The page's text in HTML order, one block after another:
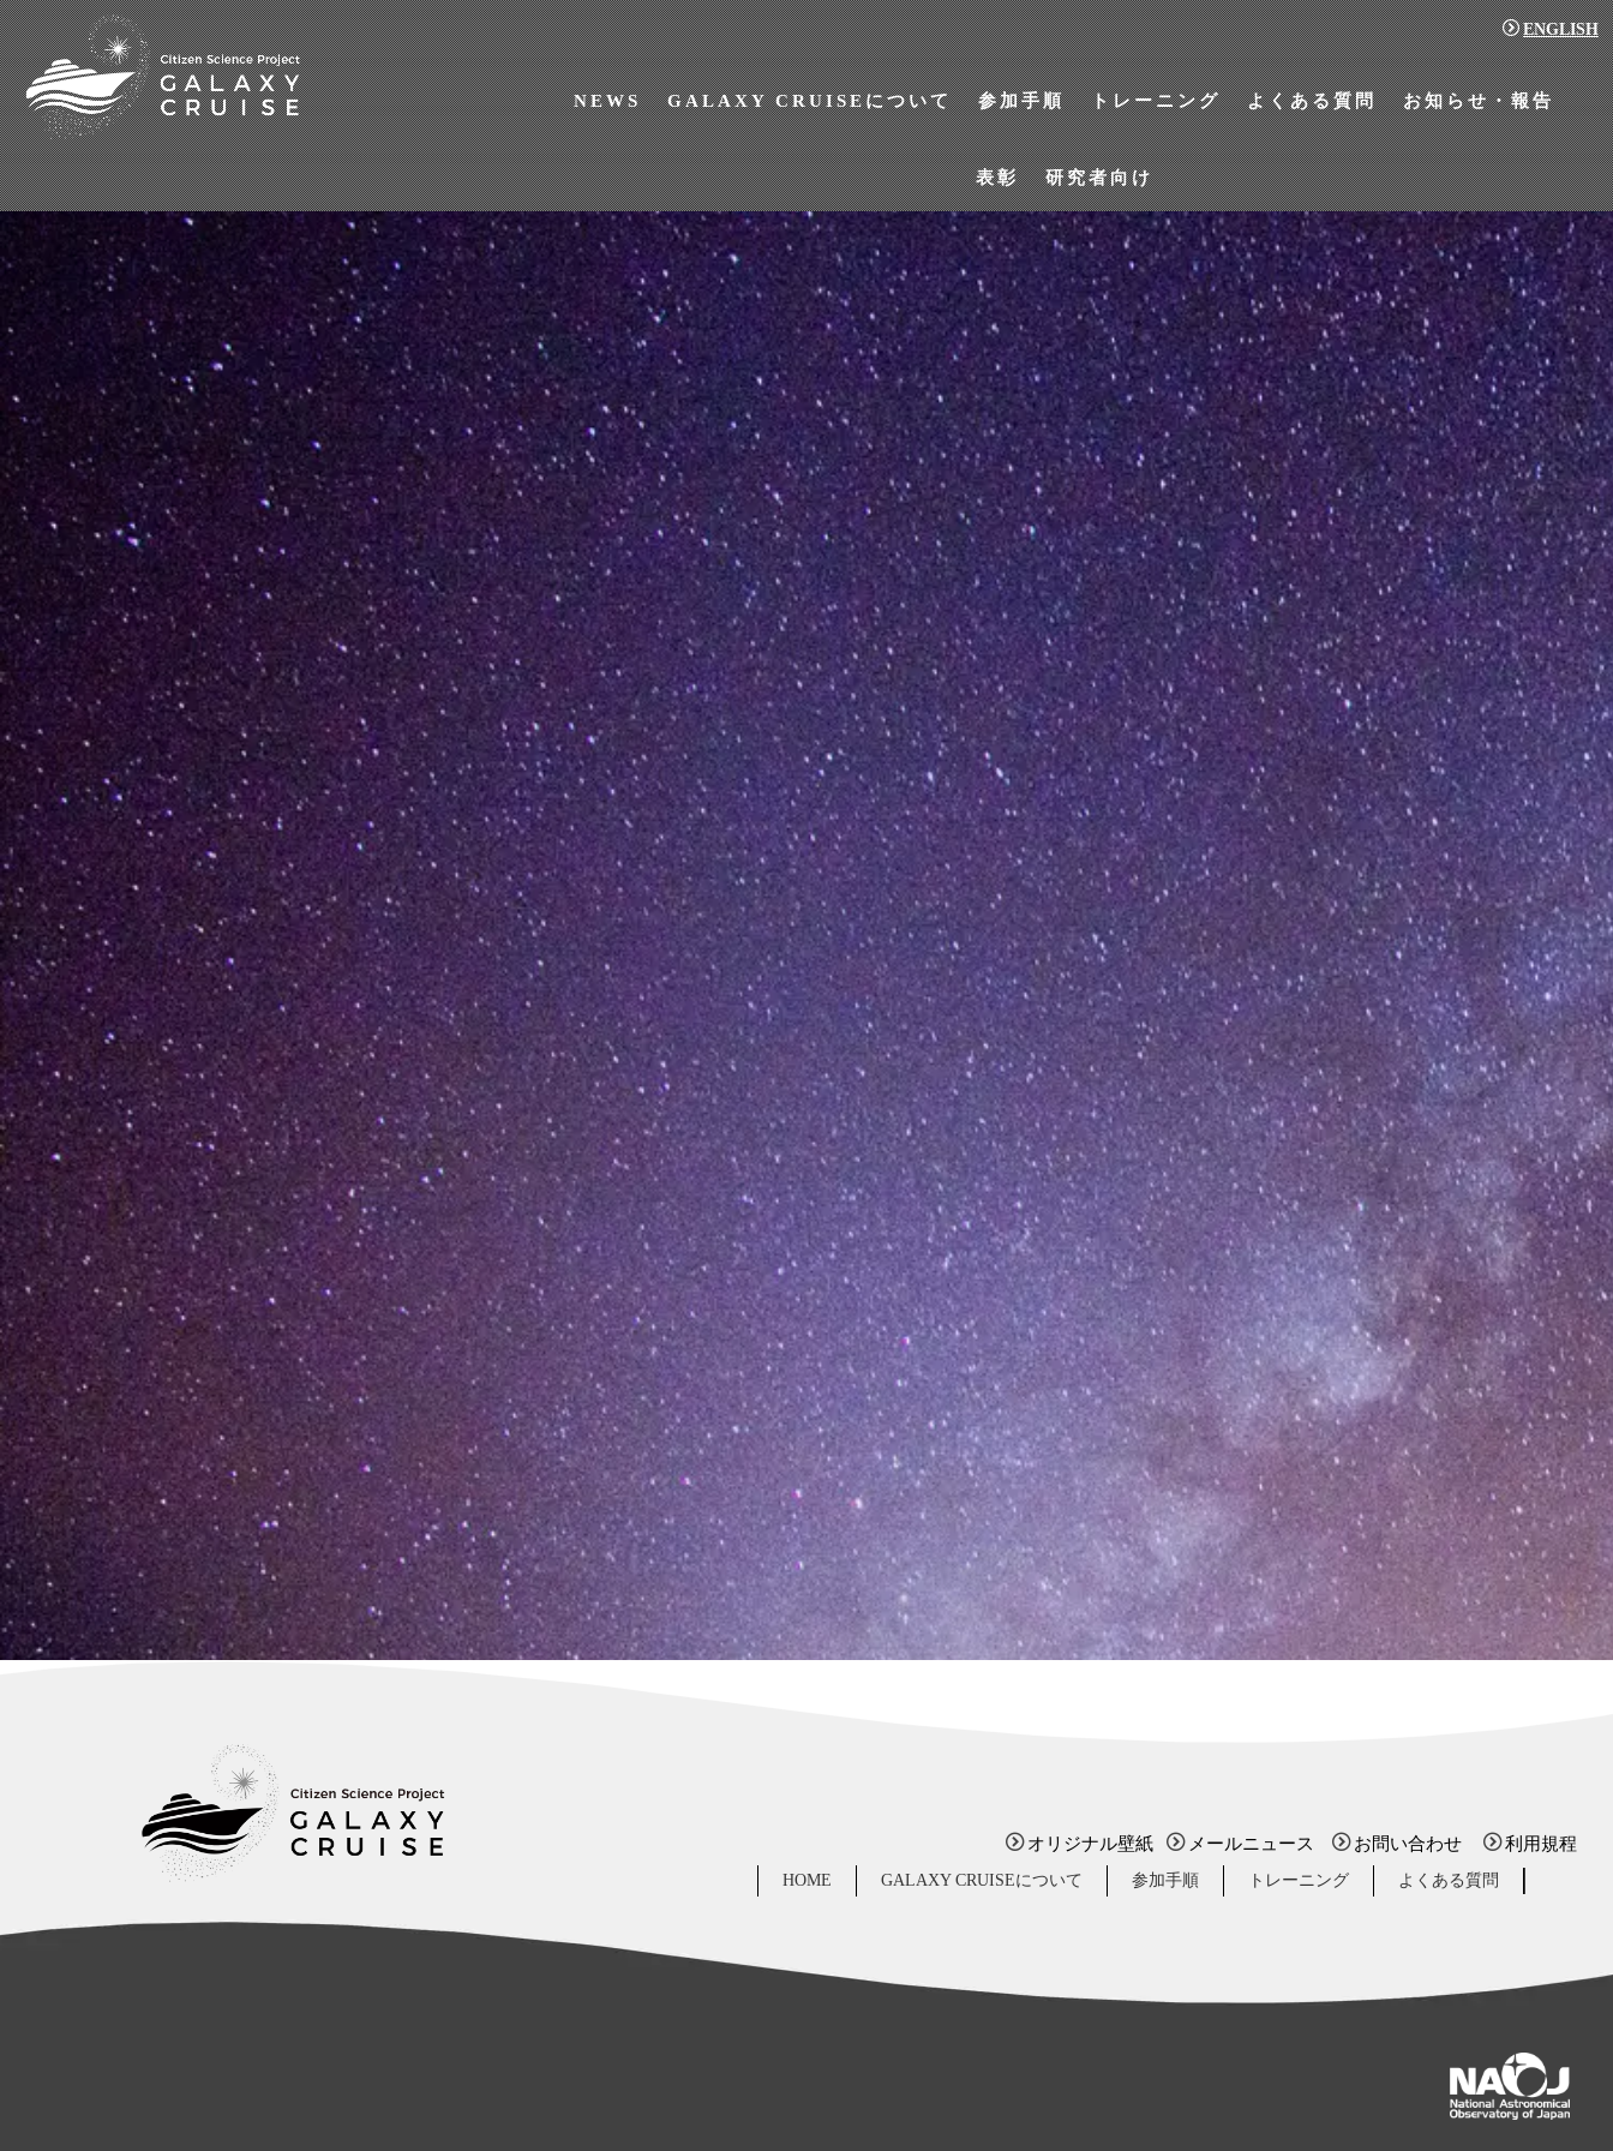
ENGLISH
NEWS GALAXY CRUISEについて 参加手順 トレーニング よくある質問 お知らせ・報告
表彰 研究者向け
NEWS
[%title%]
[%article_date_notime_wa%]
[%lead%]
[%list_start%]
[%list_end%]
[%article%]
[%category%]
To Top
オリジナル壁紙 メールニュース お問い合わせ 利用規程
HOME GALAXY CRUISEについて 参加手順 トレーニング よくある質問